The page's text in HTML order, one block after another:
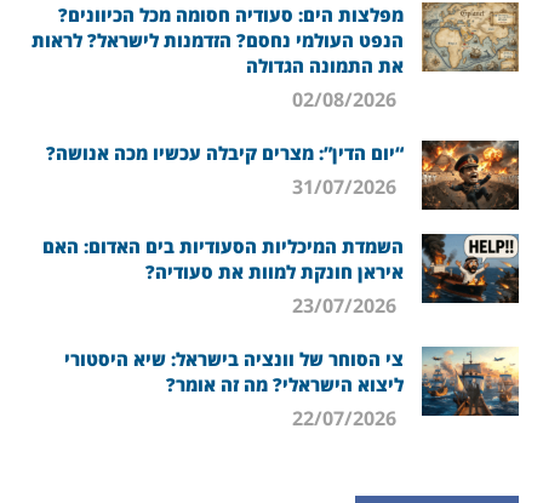
מפלצות הים: סעודיה חסומה מכל הכיוונים?
הנפט העולמי נחסם? הזדמנות לישראל? לראות
את התמונה הגדולה
“יום הדין”: מצרים קיבלה עכשיו מכה אנושה?
השמדת המיכליות הסעודיות בים האדום: האם
איראן חונקת למוות את סעודיה?
צי הסוחר של וונציה בישראל: שיא היסטורי
ליצוא הישראלי? מה זה אומר?